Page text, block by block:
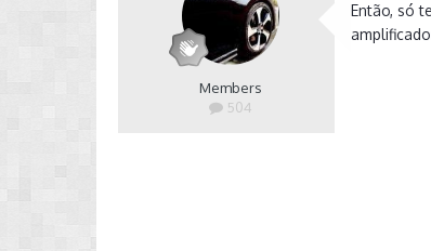
Members
504
Então, só